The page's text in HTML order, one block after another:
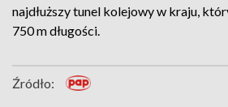
najdłuższy tunel kolejowy w kraju,
750 m długości.
Źródło: